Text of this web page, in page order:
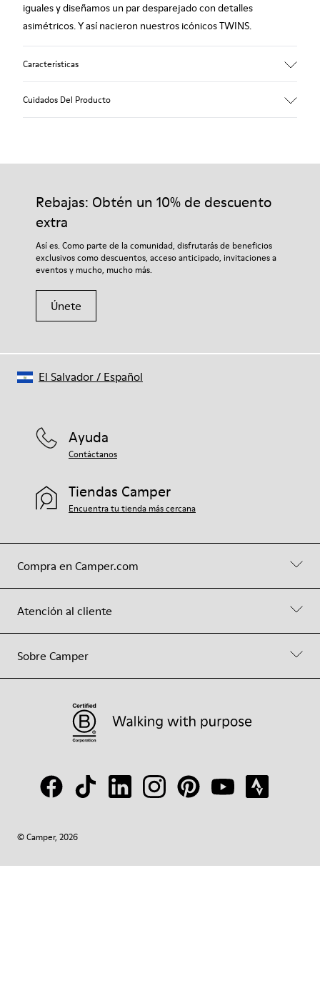
iguales y diseñamos un par desparejado con detalles
asimétricos. Y así nacieron nuestros icónicos TWINS.
Características
Plantilla
Plantilla de PU
2,9 cm
Forro
Cuidados Del Producto
Nuestros zapatos se han fabricado con materiales de primera
adecuados para el cuidado del calzado los protegerá y
garantizará que duren más tiempo.
Si deseas obtener información detallada sobre cómo cuidar de
tu par, visita nuestraGuía para el cuidado del calzado.
Rebajas: Obtén un 10% de descuento
extra
Así es. Como parte de la comunidad, disfrutarás de beneficios
exclusivos como descuentos, acceso anticipado, invitaciones a
eventos y mucho, mucho más.
Únete
Compra en Camper.com
Atención al cliente
Sobre Camper
Ayuda
Contáctanos
Tiendas Camper
Encuentra tu tienda más cercana
© Camper, 2026
El Salvador/ Español